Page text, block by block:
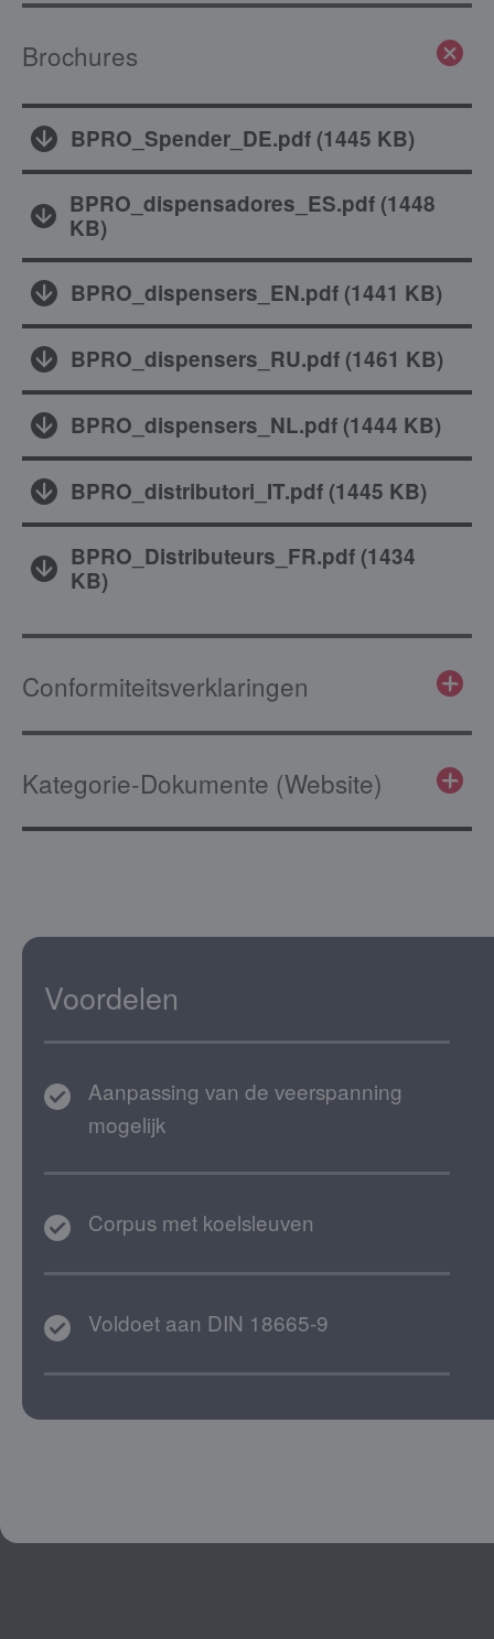
Brochures
BPRO_Spender_DE.pdf (1445 KB)
BPRO_dispensadores_ES.pdf(1448
KB)
BPRO_dispensers_EN.pdf (1441 KB)
BPRO_dispensers_RU.pdf (1461 KB)
BPRO_dispensers_NL.pdf (1444 KB)
BPRO_distributori_IT.pdf (1445 KB)
BPRO_Distributeurs_FR.pdf(1434
KB)
Conformiteitsverklaringen
Kategorie-Dokumente (Website)
Voordelen
Aanpassing van de veerspanning
mogelijk
Corpus met koelsleuven
Voldoet aan DIN 18665-9